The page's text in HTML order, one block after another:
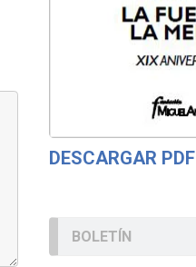
DESCARGAR PDF
BOLETÍN